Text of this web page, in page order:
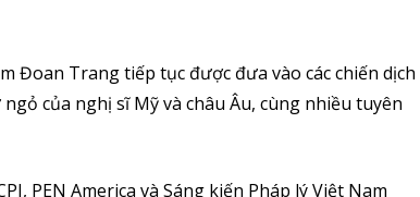
Đoan Trang tiếp tục được đưa vào các chiến dịch
của nghị sĩ Mỹ và châu Âu, cùng nhiều tuyên
PEN America và Sáng kiến Pháp lý Việt Nam